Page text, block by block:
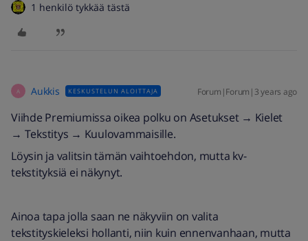
1 henkilö tykkää tästä
A Aukkis KESKUSTELUN ALOITTAJA Forum|Forum|3 years ago
Viihde Premiumissa oikea polku on Asetukset → Kielet
→ Tekstitys → Kuulovammaisille.
Löysin ja valitsin tämän vaihtoehdon, mutta kv-
tekstityksiä ei näkynyt.
Ainoa tapa jolla saan ne näkyviin on valita
tekstityskieleksi hollanti, niin kuin ennenvanhaan, mutta